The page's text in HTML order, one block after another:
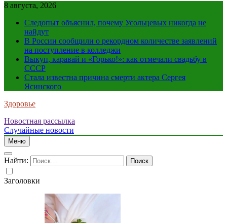
8 августа, 2026
Следопыт объяснил, почему Усольцевых никогда не
найдут
В России сообщили о рекордном количестве заявлений
на поступление в колледжи
Выкуп, каравай и «Горько!»: как отмечали свадьбу в
СССР
Стала известна причина смерти актера Сергея
Ясинского
Здоровье
Новостная рассылка
Случайные новости
Меню
Найти:
Заголовки